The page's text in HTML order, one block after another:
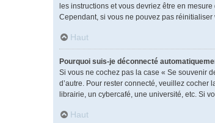
les instructions et vous devriez être en
Cependant, si vous ne pouvez pas
Haut
Pourquoi suis-je déconnecté
Si vous ne cochez pas la case « Se souvenir
d’autre. Pour rester connecté, veuillez
librairie, un cybercafé, une université, etc. Si
Haut